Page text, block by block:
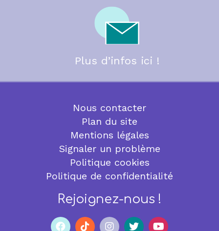
Plus d’infos ici !
Nous contacter
Plan du site
Mentions légales
Signaler un problème
Politique cookies
Politique de confidentialité
Rejoignez-nous !